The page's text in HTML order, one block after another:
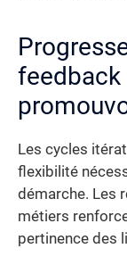
feedback
Les cycles
flexibilité
démarche. Les
métiers
pertinence des